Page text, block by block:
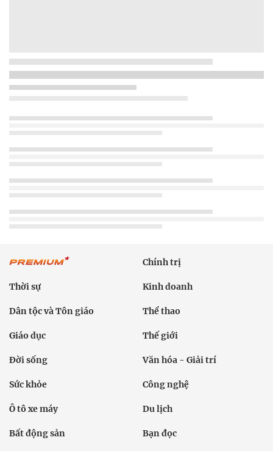
Chính trị
Thời sự Kinh doanh
Dân tộc và Tôn giáo Thể thao
Giáo dục Thế giới
Đời sống Văn hóa - Giải trí
Sức khỏe Công nghệ
Ô tô xe máy Du lịch
Bất động sản Bạn đọc